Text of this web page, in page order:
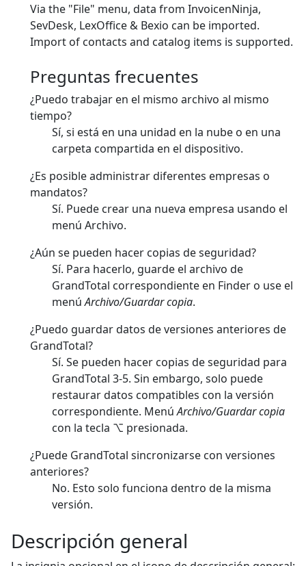
Via the "File" menu, data from InvoicenNinja,
SevDesk, LexOffice & Bexio can be imported.
Import of contacts and catalog items is supported.
Preguntas frecuentes
¿Puedo trabajar en el mismo archivo al mismo
tiempo?
Sí, si está en una unidad en la nube o en una
carpeta compartida en el dispositivo.
¿Es posible administrar diferentes empresas o
mandatos?
Sí. Puede crear una nueva empresa usando el
menú Archivo.
¿Aún se pueden hacer copias de seguridad?
Sí. Para hacerlo, guarde el archivo de
GrandTotal correspondiente en Finder o use el
menúArchivo/Guardar copia.
¿Puedo guardar datos de versiones anteriores de
GrandTotal?
Sí. Se pueden hacer copias de seguridad para
GrandTotal 3-5. Sin embargo, solo puede
restaurar datos compatibles con la versión
correspondiente. MenúArchivo/Guardar copia
con la tecla ⌥ presionada.
¿Puede GrandTotal sincronizarse con versiones
anteriores?
No. Esto solo funciona dentro de la misma
versión.
Descripción general